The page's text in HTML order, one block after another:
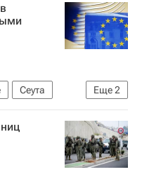
Управление Верховного комиссара ООН по делам беженцев
Еще2
Сеута